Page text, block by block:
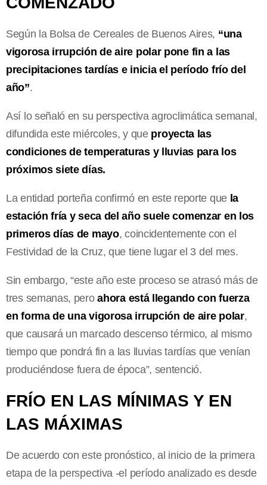
Según la Bolsa de Cereales de Buenos Aires, “una
vigorosa irrupción de aire polar pone fin a las
precipitaciones tardías e inicia el período frío del
año”.
Así lo señaló en su perspectiva agroclimática semanal,
difundida este miércoles, y que proyecta las
condiciones de temperaturas y lluvias para los
próximos siete días.
La entidad porteña confirmó en este reporte que la
estación fría y seca del año suele comenzar en los
primeros días de mayo, coincidentemente con el
Festividad de la Cruz, que tiene lugar el 3 del mes.
Sin embargo, “este año este proceso se atrasó más de
tres semanas, peroahora está llegando con fuerza
en forma de una vigorosa irrupción de aire polar,
que causará un marcado descenso térmico, al mismo
tiempo que pondrá fin a las lluvias tardías que venían
produciéndose fuera de época”, sentenció.
FRÍO EN LAS MÍNIMAS Y EN
LAS MÁXIMAS
De acuerdo con este pronóstico, al inicio de la primera
etapa de la perspectiva -el período analizado es desde